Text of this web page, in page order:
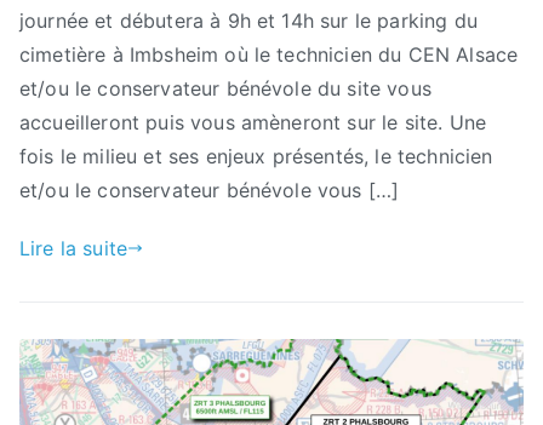
journée et débutera à 9h et 14h sur le parking du
cimetière à Imbsheim où le technicien du CEN Alsace
et/ou le conservateur bénévole du site vous
accueilleront puis vous amèneront sur le site. Une
fois le milieu et ses enjeux présentés, le technicien
et/ou le conservateur bénévole vous […]
Lire la suite